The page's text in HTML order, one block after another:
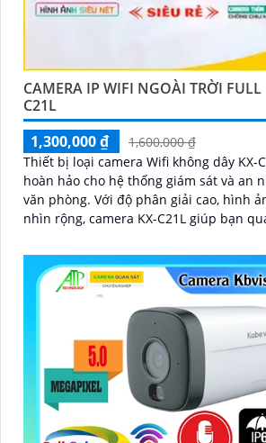
CAMERA IP WIFI NGOÀI TRỜI
C21L
1,300,000 ₫
1,600,000 ₫
Thiết bị loại camera Wifi không dây KX-
hoàn hảo cho hệ thống giám sát và an
văn phòng. Với độ phân giải cao, hình ảnh sắc nét và góc
nhìn rộng, camera KX-C21L giúp bạn